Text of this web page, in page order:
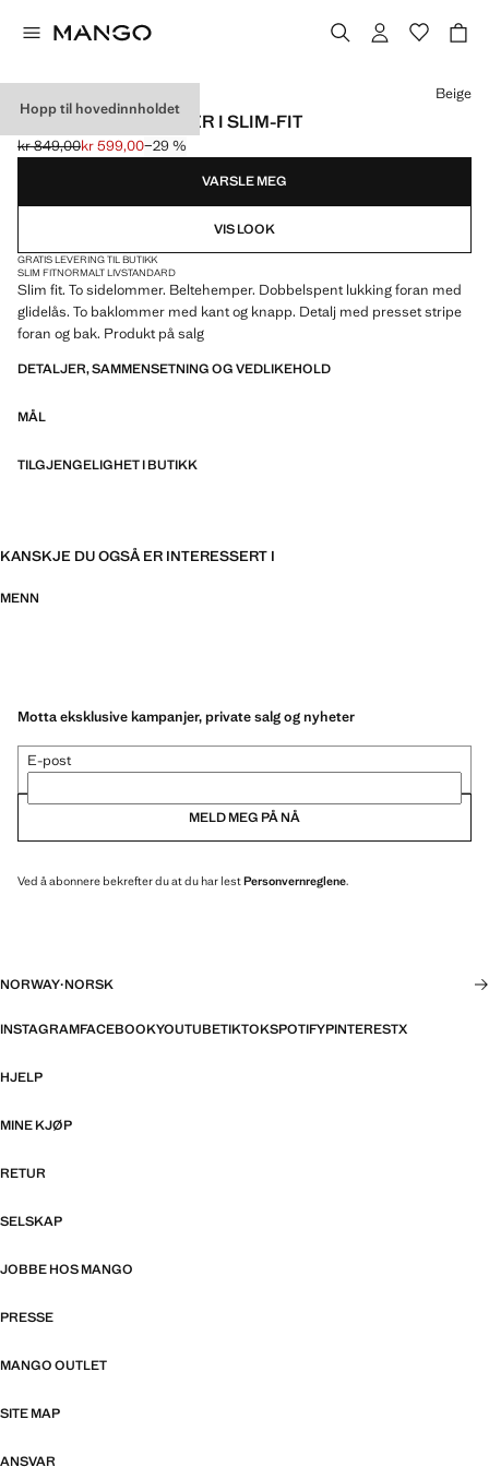
Hopp til hovedinnholdet
MILAN DRESSBUKSER I SLIM-FIT
Første pris strøket [kr 849,00 ]
kr 849,00
Gjeldende pris [kr 599,00 ]
kr 599,00−29 %
Velg en farge
Beige
VARSLE MEG
VIS LOOK
GRATIS LEVERING TIL BUTIKK
SLIM FITNORMALT LIVSTANDARD
Slim fit. To sidelommer. Beltehemper. Dobbelspent lukking foran med
glidelås. To baklommer med kant og knapp. Detalj med presset stripe
foran og bak. Produkt på salg
DETALJER, SAMMENSETNING OG VEDLIKEHOLD
MÅL
TILGJENGELIGHET I BUTIKK
KANSKJE DU OGSÅ ER INTERESSERT I
MENN
Motta eksklusive kampanjer, private salg og nyheter
E-post
MELD MEG PÅ NÅ
Ved å abonnere bekrefter du at du har lestPersonvernreglene.
NORWAY·NORSK
INSTAGRAMFACEBOOKYOUTUBETIKTOKSPOTIFYPINTERESTX
HJELP
MINE KJØP
RETUR
SELSKAP
JOBBE HOS MANGO
PRESSE
MANGO OUTLET
SITE MAP
ANSVAR